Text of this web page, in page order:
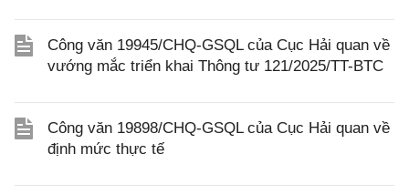
Công văn 19945/CHQ-GSQL của Cục Hải quan về
vướng mắc triển khai Thông tư 121/2025/TT-BTC
Công văn 19898/CHQ-GSQL của Cục Hải quan về
định mức thực tế